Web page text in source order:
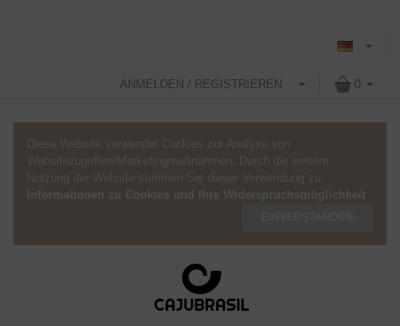
ANMELDEN / REGISTRIEREN 0
Diese Website verwendet Cookies zur Analyse von
Websitezugriffen/Marketingmaßnahmen. Durch die weitere
Nutzung der Website stimmen Sie dieser Verwendung zu.
Informationen zu Cookies und Ihre Widerspruchsmöglichkeit